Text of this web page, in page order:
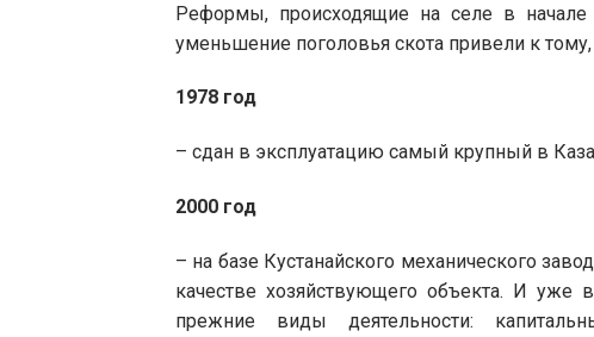
Реформы, происходящие на селе в начале
уменьшение поголовья скота привели к
1978 год
– сдан в эксплуатацию самый крупный в
2000 год
– на базе Кустанайского механического
качестве хозяйствующего объекта. И уже
прежние виды деятельности: